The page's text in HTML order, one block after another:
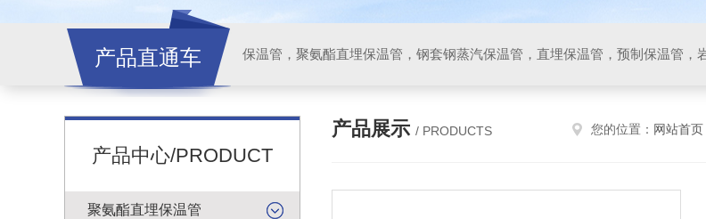
产品直通车
产品中心/PRODUCT
聚氨酯直埋保温管
产品展示 / PRODUCTS 您的位置： 网站首页